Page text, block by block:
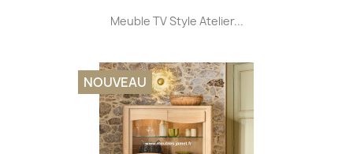
Meuble TV Style Atelier...
NOUVEAU